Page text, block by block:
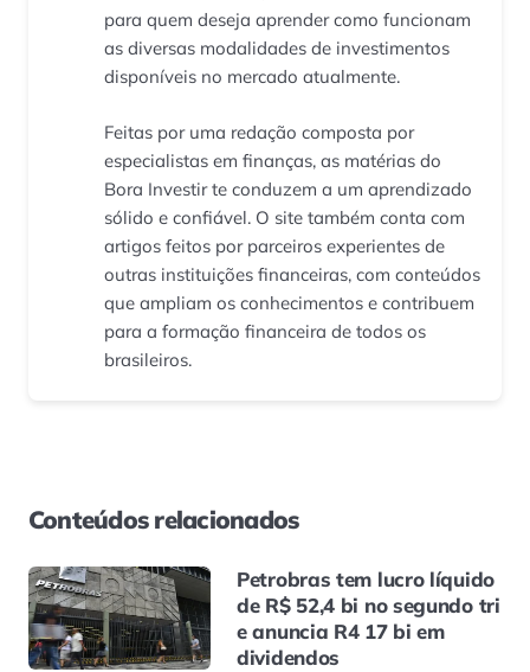
para quem deseja aprender como funcionam
as diversas modalidades de investimentos
disponíveis no mercado atualmente.
Feitas por uma redação composta por
especialistas em finanças, as matérias do
Bora Investir te conduzem a um aprendizado
sólido e confiável. O site também conta com
artigos feitos por parceiros experientes de
outras instituições financeiras, com conteúdos
que ampliam os conhecimentos e contribuem
para a formação financeira de todos os
brasileiros.
Conteúdos relacionados
Petrobras tem lucro líquido
de R$ 52,4 bi no segundo tri
e anuncia R4 17 bi em
dividendos